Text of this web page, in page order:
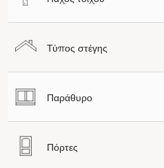
Τύπος στέγης
Παράθυρο
Πόρτες